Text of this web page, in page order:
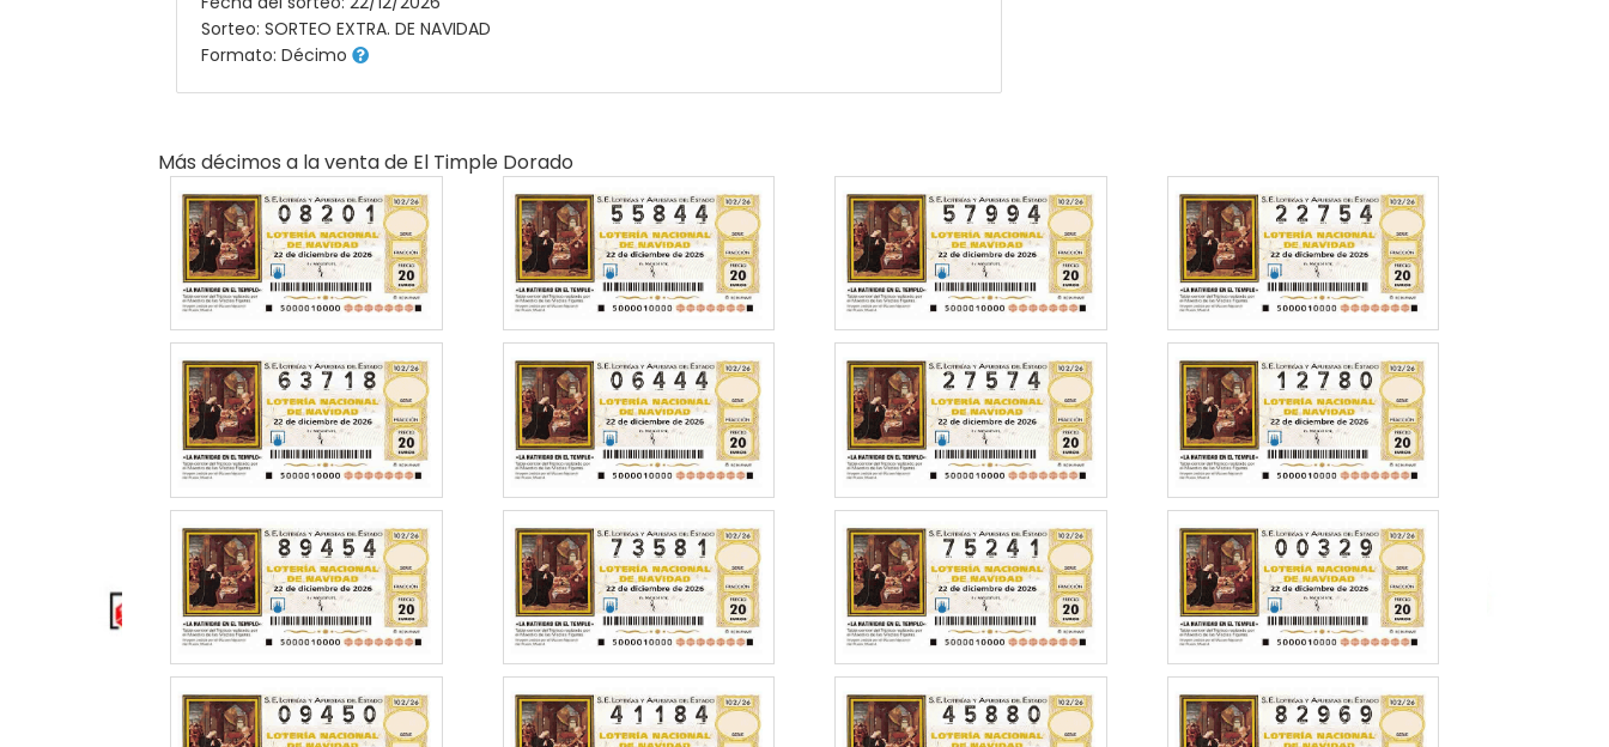
Sorteo: SORTEO EXTRA. DE NAVIDAD
Formato: Décimo
Más décimos a la venta de El Timple Dorado